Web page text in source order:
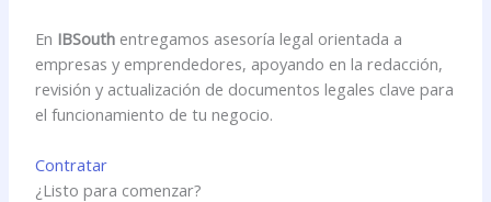
En IBSouth entregamos asesoría legal orientada a
empresas y emprendedores, apoyando en la redacción,
revisión y actualización de documentos legales clave para
el funcionamiento de tu negocio.
Contratar
¿Listo para comenzar?